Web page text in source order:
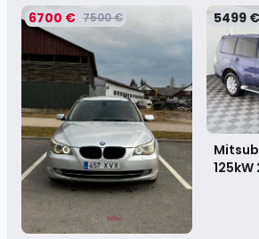
6700 € 7500 € 5499 €
125kW